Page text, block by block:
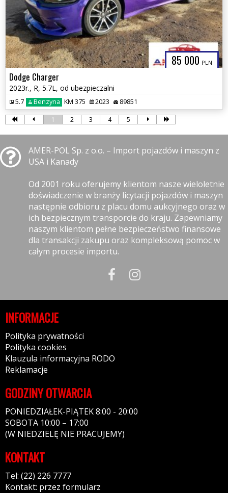
85 000 PLN
Dodge Charger
2023r., R, 5.7L, od ubezpieczalni
5.7 Benzyna KM 375 2023 89851
1 2 3 4 5
AMER-POL Sp. z o.o. – Import pojazdów i maszyn z
USA i Kanady
Od 2001 roku oferujemy klientom nasze wieloletnie
doświadczenie w branży licytacji pojazdów i maszyn
następnie odbioru z placu domu aukcyjnego oraz w
ich bezpiecznym transporcie do kraju. Zapewniamy
naszym klientom pełne bezpieczeństwo finansowe
dla transakcji zakupu oraz kompleksową pomoc w
całym procesie importu.
INFORMACJE
Polityka prywatności
Polityka cookies
Klauzula informacyjna RODO
Reklamacje
GODZINY OTWARCIA
PONIEDZIAŁEK-PIĄTEK 8:00 - 20:00
SOBOTA 10:00 – 17:00
(W NIEDZIELĘ NIE PRACUJEMY)
KONTAKT
Tel: (22) 226 7777
Kontakt: przez formularz